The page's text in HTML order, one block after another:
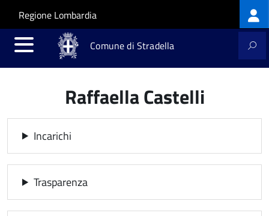
Salta al contenuto principale
Skip to site navigation
Regione Lombardia
Comune di Stradella
Raffaella Castelli
Incarichi
Trasparenza